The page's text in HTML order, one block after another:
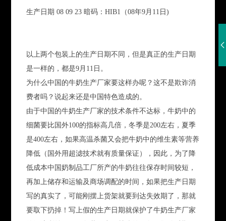
生产日期 08 09 23 暗码：HIB1（08年9月11日)
以上两个包装上的生产日期不同，但是真正的生产日期
是一样的，都是9月11日。
为什么中国的牛奶生产厂家要这样办呢？这不是欺诈消
费者吗？说起来还是中国特色造成的。
由于中国的牛奶生产厂家的技术条件不达标，牛奶中的
细菌要比国外100的指标高几倍，冬季是200左右，夏季
是400左右，如果高温杀菌又会把牛奶中的维生素等营养
降低（国外用超滤技术就有质量保证），因此，为了降
低成本中国奶制品工厂所产的牛奶往往保存时间较短，
再加上储存和运输及商场调配的时间，如果把生产日期
写的真实了，可能刚摆上货架就要到达失效期了，那就
要取下扔掉！写上假的生产日期就保护了牛奶生产厂家
